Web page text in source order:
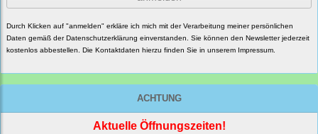
Durch Klicken auf "anmelden" erkläre ich mich mit der Verarbeitung meiner persönlichen
Daten gemäß der Datenschutzerklärung einverstanden. Sie können den Newsletter jederzeit
kostenlos abbestellen. Die Kontaktdaten hierzu finden Sie in unserem Impressum.
ACHTUNG
Aktuelle Öffnungszeiten!